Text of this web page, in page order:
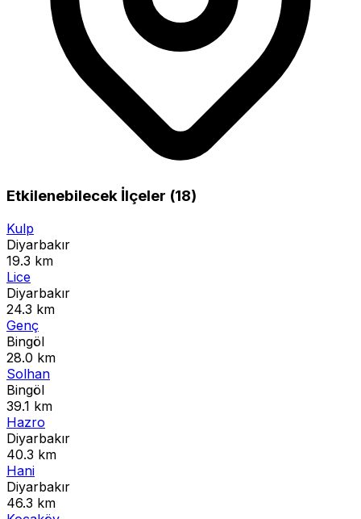
Etkilenebilecek İlçeler (18)
Kulp
Diyarbakır
19.3 km
Lice
Diyarbakır
24.3 km
Genç
Bingöl
28.0 km
Solhan
Bingöl
39.1 km
Hazro
Diyarbakır
40.3 km
Hani
Diyarbakır
46.3 km